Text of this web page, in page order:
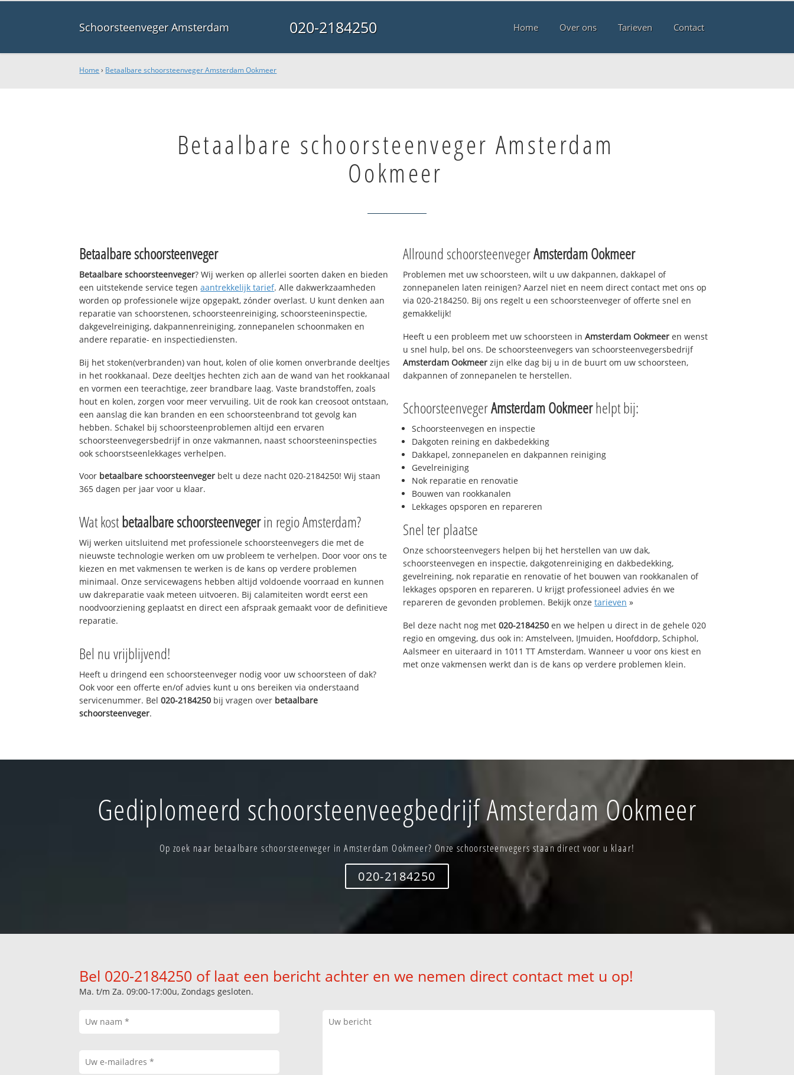
Schoorsteenveger Amsterdam 020-2184250 Home Over ons Tarieven Contact
Home › Betaalbare schoorsteenveger Amsterdam Ookmeer
Betaalbare schoorsteenveger Amsterdam
Ookmeer
Betaalbare schoorsteenveger
Betaalbare schoorsteenveger? Wij werken op allerlei soorten daken en bieden
een uitstekende service tegenaantrekkelijk tarief. Alle dakwerkzaamheden
worden op professionele wijze opgepakt, zónder overlast. U kunt denken aan
reparatie van schoorstenen, schoorsteenreiniging, schoorsteeninspectie,
dakgevelreiniging, dakpannenreiniging, zonnepanelen schoonmaken en
andere reparatie- en inspectiediensten.
Bij het stoken(verbranden) van hout, kolen of olie komen onverbrande deeltjes
in het rookkanaal. Deze deeltjes hechten zich aan de wand van het rookkanaal
en vormen een teerachtige, zeer brandbare laag. Vaste brandstoffen, zoals
hout en kolen, zorgen voor meer vervuiling. Uit de rook kan creosoot ontstaan,
een aanslag die kan branden en een schoorsteenbrand tot gevolg kan
hebben. Schakel bij schoorsteenproblemen altijd een ervaren
schoorsteenvegersbedrijf in onze vakmannen, naast schoorsteeninspecties
ook schoorstseenlekkages verhelpen.
Voor betaalbare schoorsteenveger belt u deze nacht 020-2184250! Wij staan
365 dagen per jaar voor u klaar.
Wat kostbetaalbare schoorsteenvegerin regio Amsterdam?
Wij werken uitsluitend met professionele schoorsteenvegers die met de
nieuwste technologie werken om uw probleem te verhelpen. Door voor ons te
kiezen en met vakmensen te werken is de kans op verdere problemen
minimaal. Onze servicewagens hebben altijd voldoende voorraad en kunnen
uw dakreparatie vaak meteen uitvoeren. Bij calamiteiten wordt eerst een
noodvoorziening geplaatst en direct een afspraak gemaakt voor de definitieve
reparatie.
Bel nu vrijblijvend!
Heeft u dringend een schoorsteenveger nodig voor uw schoorsteen of dak?
Ook voor een offerte en/of advies kunt u ons bereiken via onderstaand
servicenummer. Bel020-2184250 bij vragen over betaalbare
schoorsteenveger.
Allround schoorsteenvegerAmsterdam Ookmeer
Problemen met uw schoorsteen, wilt u uw dakpannen, dakkapel of
zonnepanelen laten reinigen? Aarzel niet en neem direct contact met ons op
via 020-2184250. Bij ons regelt u een schoorsteenveger of offerte snel en
gemakkelijk!
Heeft u een probleem met uw schoorsteen in Amsterdam Ookmeer en wenst
u snel hulp, bel ons. De schoorsteenvegers van schoorsteenvegersbedrijf
Amsterdam Ookmeer zijn elke dag bij u in de buurt om uw schoorsteen,
dakpannen of zonnepanelen te herstellen.
SchoorsteenvegerAmsterdam Ookmeerhelpt bij:
Schoorsteenvegen en inspectie
Dakgoten reining en dakbedekking
Dakkapel, zonnepanelen en dakpannen reiniging
Gevelreiniging
Nok reparatie en renovatie
Bouwen van rookkanalen
Lekkages opsporen en repareren
Snel ter plaatse
Onze schoorsteenvegers helpen bij het herstellen van uw dak,
schoorsteenvegen en inspectie, dakgotenreiniging en dakbedekking,
gevelreining, nok reparatie en renovatie of het bouwen van rookkanalen of
lekkages opsporen en repareren. U krijgt professioneel advies én we
repareren de gevonden problemen. Bekijk onze tarieven »
Bel deze nacht nog met 020-2184250 en we helpen u direct in de gehele 020
regio en omgeving, dus ook in: Amstelveen, IJmuiden, Hoofddorp, Schiphol,
Aalsmeer en uiteraard in 1011 TT Amsterdam. Wanneer u voor ons kiest en
met onze vakmensen werkt dan is de kans op verdere problemen klein.
Gediplomeerd schoorsteenveegbedrijf Amsterdam Ookmeer
Op zoek naar betaalbare schoorsteenveger in Amsterdam Ookmeer? Onze schoorsteenvegers staan direct voor u klaar!
020-2184250
Bel 020-2184250 of laat een bericht achter en we nemen direct contact met u op!
Ma. t/m Za. 09:00-17:00u, Zondags gesloten.